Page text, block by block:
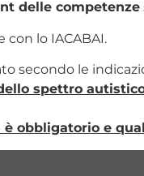
delle competenze
con lo IACABAI.
secondo le
spettro
è obbligatorio e